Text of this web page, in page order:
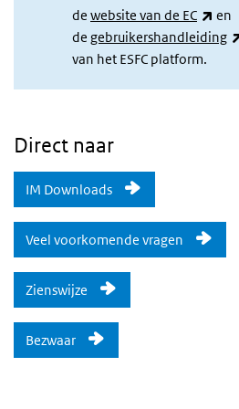
de website van de EC
en
de gebruikershandleiding
van het ESFC platform.
Direct naar
IM Downloads
Veel voorkomende vragen
Zienswijze
Bezwaar